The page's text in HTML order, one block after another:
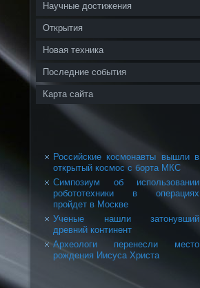
Научные достижения
Открытия
Новая техника
Последние события
Карта сайта
Российские космонавты вышли в
открытый космос с борта МКС
Симпозиум об использовании
робототехники в операциях
пройдет в Москве
Ученые нашли затонувший
древний континент
Археологи перенесли место
рождения Иисуса Христа